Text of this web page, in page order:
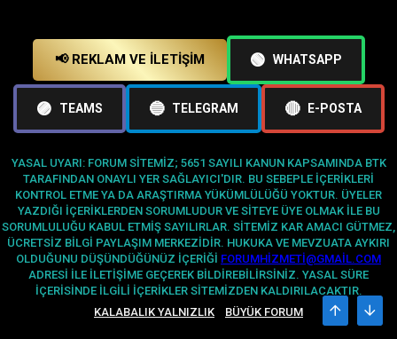
📢 REKLAM VE İLETIŞIM 🟢 WHATSAPP
🟣 TEAMS 🔵 TELEGRAM 🔴 E-POSTA
YASAL UYARI: FORUM SITEMIZ; 5651 SAYILI KANUN KAPSAMINDA BTK
TARAFINDAN ONAYLI YER SAĞLAYICI'DIR. BU SEBEPLE IÇERIKLERI
KONTROL ETME YA DA ARAŞTIRMA YÜKÜMLÜLÜĞÜ YOKTUR. ÜYELER
YAZDIĞI IÇERIKLERDEN SORUMLUDUR VE SITEYE ÜYE OLMAK ILE BU
SORUMLULUĞU KABUL ETMIŞ SAYILIRLAR. SITEMIZ KAR AMACI GÜTMEZ,
ÜCRETSIZ BILGI PAYLAŞIM MERKEZIDIR. HUKUKA VE MEVZUATA AYKIRI
OLDUĞUNU DÜŞÜNDÜĞÜNÜZ IÇERIĞI FORUMHIZMETI@GMAIL.COM
ADRESI ILE ILETIŞIME GEÇEREK BILDIREBILIRSINIZ. YASAL SÜRE
IÇERISINDE ILGILI IÇERIKLER SITEMIZDEN KALDIRILACAKTIR.
KALABALIK YALNIZLIK
BÜYÜK FORUM
ÜST ALT